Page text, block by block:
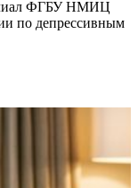
ФГБУ НМИЦ
по депрессивным